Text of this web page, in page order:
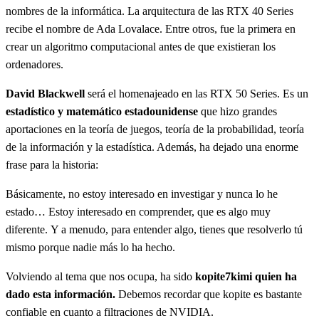
nombres de la informática. La arquitectura de las RTX 40 Series
recibe el nombre de Ada Lovalace. Entre otros, fue la primera en
crear un algoritmo computacional antes de que existieran los
ordenadores.
David Blackwell será el homenajeado en las RTX 50 Series. Es un
estadístico y matemático estadounidense que hizo grandes
aportaciones en la teoría de juegos, teoría de la probabilidad, teoría
de la información y la estadística. Además, ha dejado una enorme
frase para la historia:
Básicamente, no estoy interesado en investigar y nunca lo he
estado… Estoy interesado en comprender, que es algo muy
diferente. Y a menudo, para entender algo, tienes que resolverlo tú
mismo porque nadie más lo ha hecho.
Volviendo al tema que nos ocupa, ha sido kopite7kimi quien ha
dado esta información. Debemos recordar que kopite es bastante
confiable en cuanto a filtraciones de NVIDIA.